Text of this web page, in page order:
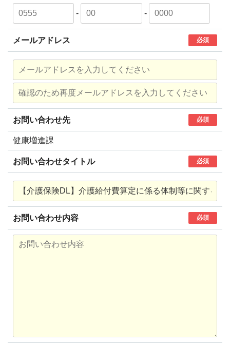
- -
メールアドレス 必須
お問い合わせ先 必須
健康増進課
お問い合わせタイトル 必須
お問い合わせ内容 必須